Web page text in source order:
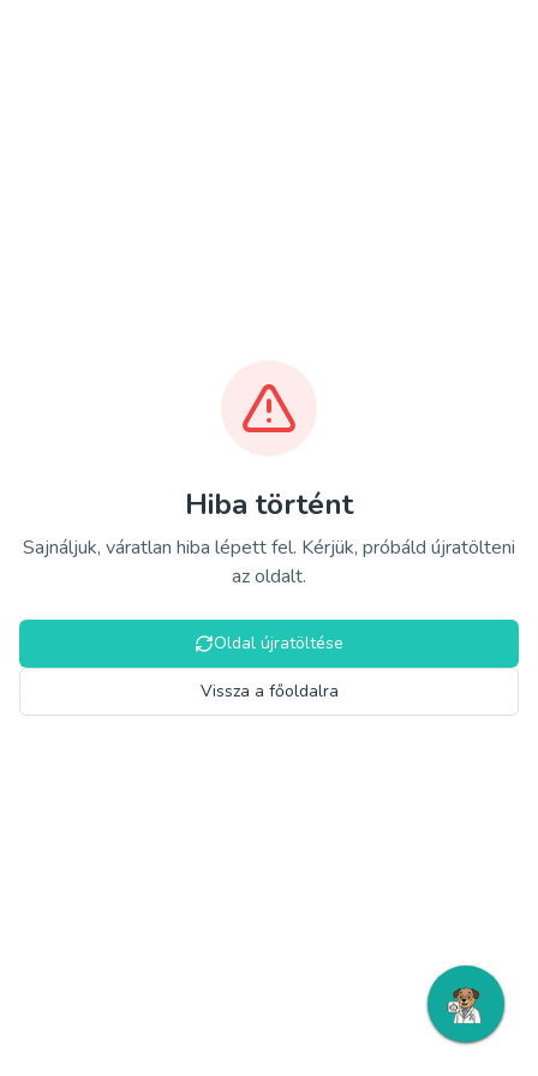
Hiba történt
Sajnáljuk, váratlan hiba lépett fel. Kérjük, próbáld újratölteni
az oldalt.
Oldal újratöltése
Vissza a főoldalra